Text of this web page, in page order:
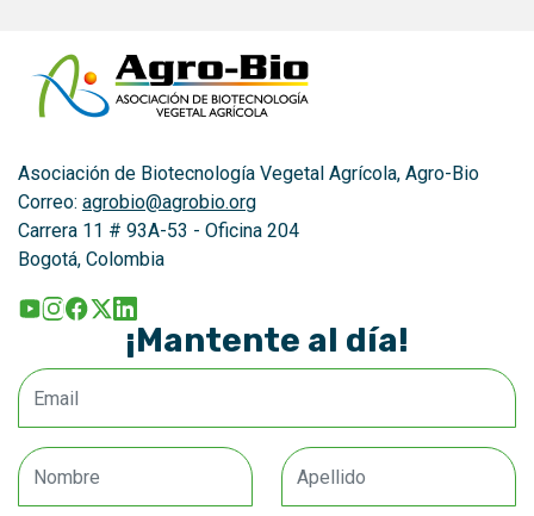
Asociación de Biotecnología Vegetal Agrícola, Agro-Bio
Correo: agrobio@agrobio.org
Carrera 11 # 93A-53 - Oficina 204
Bogotá, Colombia
¡Mantente al día!
Email
Nombre Apellido